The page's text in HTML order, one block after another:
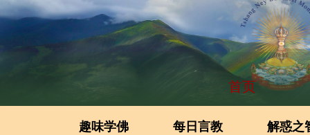
首页
趣味学佛 每日言教 解惑之